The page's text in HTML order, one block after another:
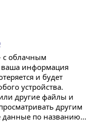
с облачным
информация
и будет
устройства.
другие файлы и
другим
данные по названию...